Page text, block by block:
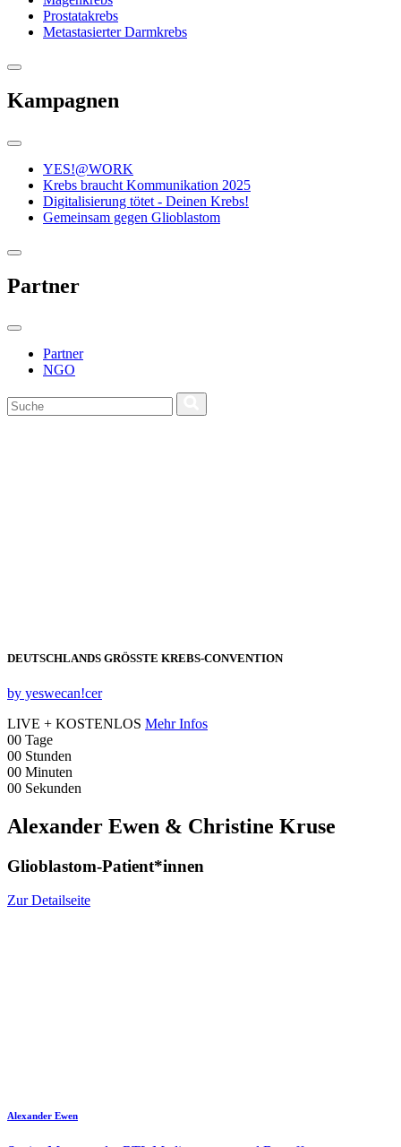
Prostatakrebs
Metastasierter Darmkrebs
Kampagnen
YES!@WORK
Krebs braucht Kommunikation 2025
Digitalisierung tötet - Deinen Krebs!
Gemeinsam gegen Glioblastom
Partner
Partner
NGO
DEUTSCHLANDS GRÖSSTE KREBS‑CONVENTION
by yeswecan!cer
LIVE + KOSTENLOS Mehr Infos
00 Tage
00 Stunden
00 Minuten
00 Sekunden
Alexander Ewen & Christine Kruse
Glioblastom-Patient*innen
Zur Detailseite
Alexander Ewen